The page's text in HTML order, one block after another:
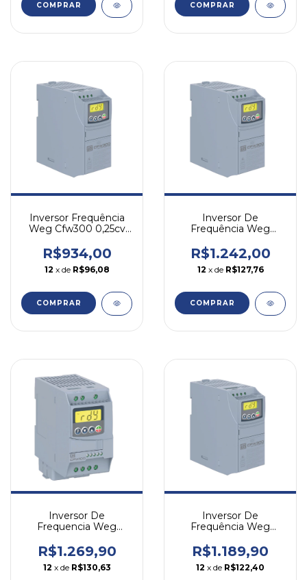
COMPRAR COMPRAR
Inversor Frequência
Weg Cfw300 0,25cv
R$934,00
12 x de R$96,08
COMPRAR
Inversor De
Frequência Weg
Trifásico
R$1.242,00
12 x de R$127,76
COMPRAR
Inversor De
Frequencia Weg
Monofásico
R$1.269,90
12 x de R$130,63
Inversor De
Frequência Weg
Monofásico
R$1.189,90
12 x de R$122,40